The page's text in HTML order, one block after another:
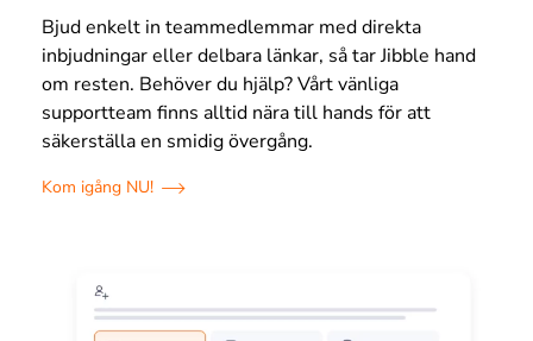
Bjud enkelt in teammedlemmar med direkta
inbjudningar eller delbara länkar, så tar Jibble hand
om resten. Behöver du hjälp? Vårt vänliga
supportteam finns alltid nära till hands för att
säkerställa en smidig övergång.
Kom igång NU!